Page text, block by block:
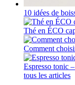
10 idées de
Thé en ÉCO
Comment
Espresso tonic
tous les articles